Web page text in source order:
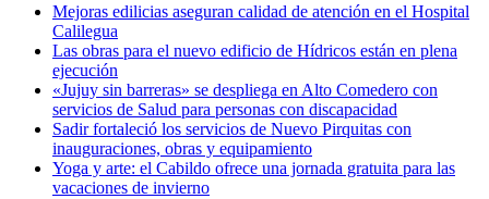
Mejoras edilicias aseguran calidad de atención en el Hospital
Calilegua
Las obras para el nuevo edificio de Hídricos están en plena
ejecución
«Jujuy sin barreras» se despliega en Alto Comedero con
servicios de Salud para personas con discapacidad
Sadir fortaleció los servicios de Nuevo Pirquitas con
inauguraciones, obras y equipamiento
Yoga y arte: el Cabildo ofrece una jornada gratuita para las
vacaciones de invierno